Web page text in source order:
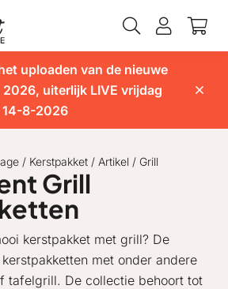
uploaden van de nieuwe
uiterlijk LIVE vrijdag
14-8-2026
/ Kerstpakket / Artikel / Grill
Grill
kerstpakket met grill? De
met onder andere
tafelgrill. De collectie behoort tot